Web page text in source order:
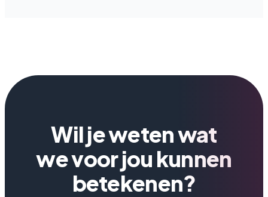
Wil je weten wat
we voor jou kunnen
betekenen?